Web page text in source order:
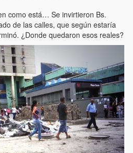
de 2009
castrista del 4 de Febrero de
a tu pueblo!!! (Despicable traitor, look
como está… Se invirtieron Bs.
de las calles, que según estaría
¿Donde quedaron esos reales?